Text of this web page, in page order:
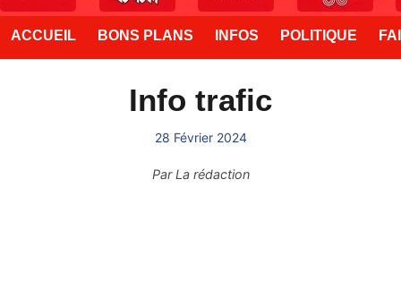
ACCUEIL BONS PLANS INFOS POLITIQUE
Info trafic
28 Février 2024
ParLa rédaction